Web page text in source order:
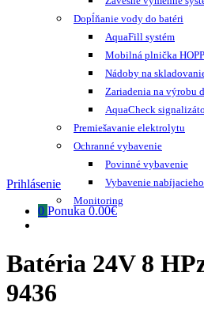
Dopĺňanie vody do batéri
AquaFill systém
Mobilná plnička
Nádoby na
Zariadenia na výrobu
AquaCheck
Premiešavanie elektrolytu
Ochranné vybavenie
Povinné vybavenie
Vybavenie
Monitoring
Prihlásenie
0 Ponuka 0.00€
Batéria 24V 8
9436